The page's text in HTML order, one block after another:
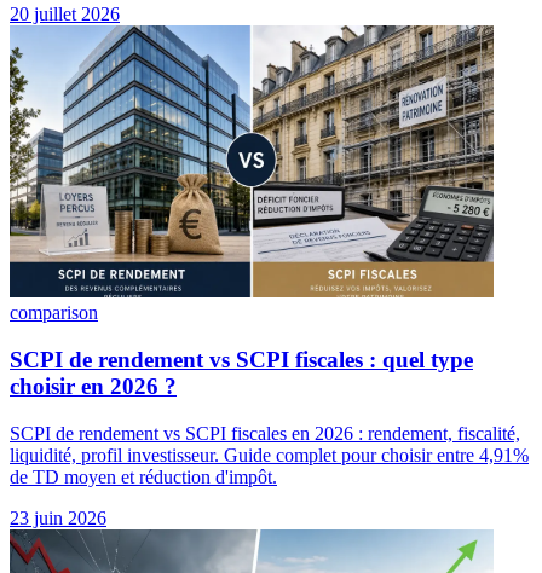
20 juillet 2026
comparison
SCPI de rendement vs SCPI fiscales : quel type
choisir en 2026 ?
SCPI de rendement vs SCPI fiscales en 2026 : rendement, fiscalité,
liquidité, profil investisseur. Guide complet pour choisir entre 4,91%
de TD moyen et réduction d'impôt.
23 juin 2026